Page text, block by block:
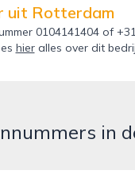
uit Rotterdam
0104141404 of
hieralles over dit
in